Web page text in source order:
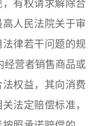
有权请求解除合
人民法院关于审
律若干问题的规
经营者销售商品或
权益，其向消费
法定赔偿标准，